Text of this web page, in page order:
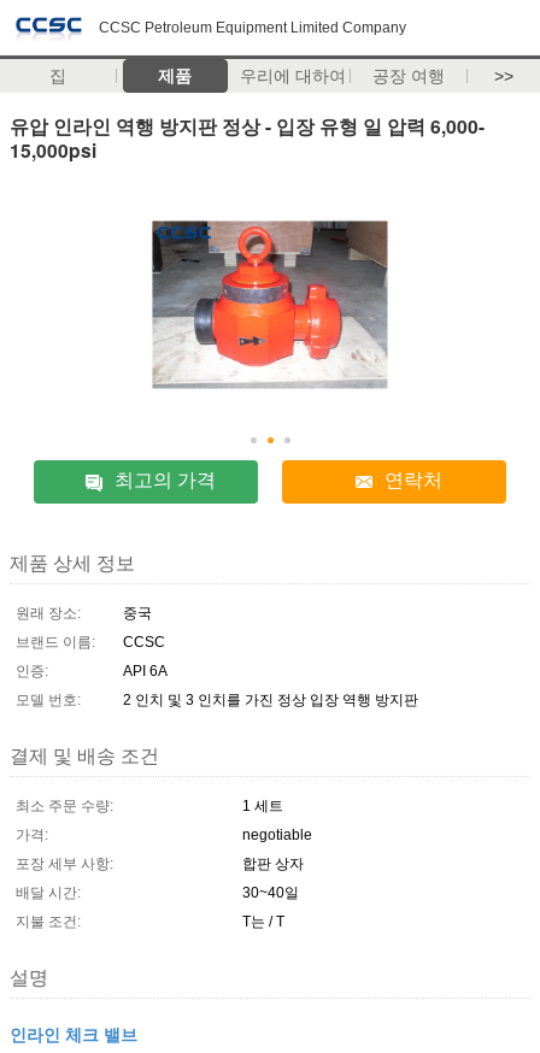
CCSC Petroleum Equipment Limited Company
집 제품 우리에 대하여 공장 여행 >>
유압 인라인 역행 방지판 정상 - 입장 유형 일 압력 6,000-
15,000psi
최고의 가격 연락처
제품 상세 정보
원래 장소:
중국
브랜드 이름:
CCSC
인증:
API 6A
모델 번호:
2 인치 및 3 인치를 가진 정상 입장 역행 방지판
결제 및 배송 조건
최소 주문 수량:
1 세트
가격:
negotiable
포장 세부 사항:
합판 상자
배달 시간:
30~40일
지불 조건:
T는 / T
설명
인라인 체크 밸브